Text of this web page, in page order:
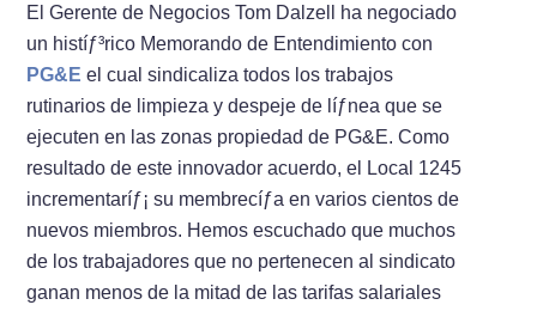
El Gerente de Negocios Tom Dalzell ha negociado
un histíƒ³rico Memorando de Entendimiento con
PG&E el cual sindicaliza todos los trabajos
rutinarios de limpieza y despeje de líƒ­nea que se
ejecuten en las zonas propiedad de PG&E. Como
resultado de este innovador acuerdo, el Local 1245
incrementaríƒ¡ su membrecíƒ­a en varios cientos de
nuevos miembros. Hemos escuchado que muchos
de los trabajadores que no pertenecen al sindicato
ganan menos de la mitad de las tarifas salariales